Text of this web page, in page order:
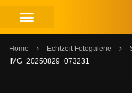
Home Echtzeit Fotogalerie
IMG_20250829_073231